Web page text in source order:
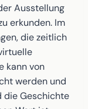
Ausstellung
erkunden. Im
die zeitlich
kann von
werden und
die Geschichte